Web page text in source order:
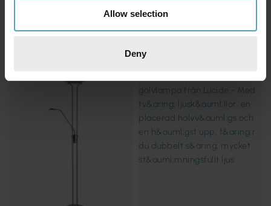
Allow selection
Deny
1 567 kr